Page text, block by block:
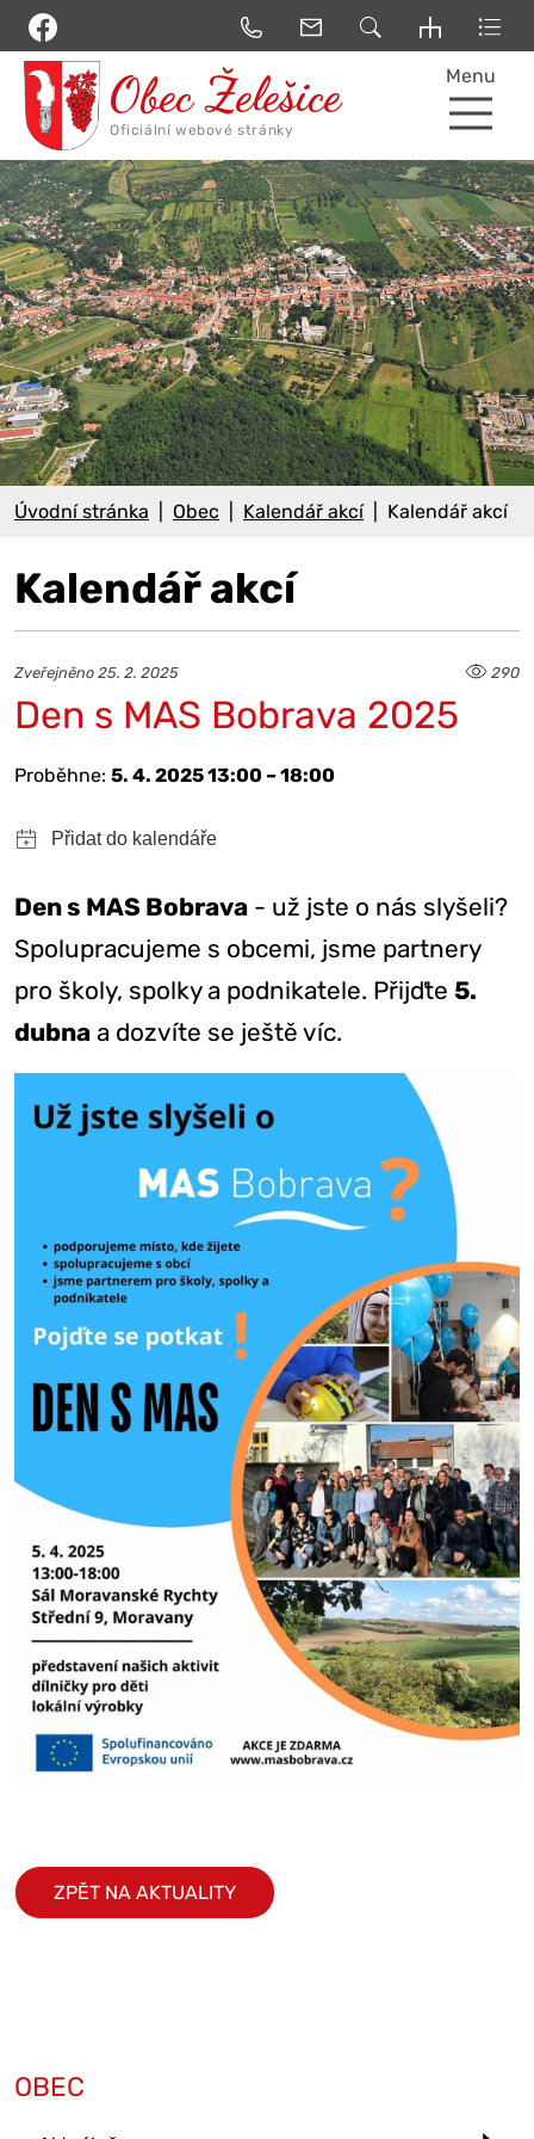
Menu
Úvodní stránka Obec Kalendář akcí Kalendář akcí
Kalendář akcí
Zveřejněno 25. 2. 2025 290
Den s MAS Bobrava 2025
Proběhne: 5. 4. 2025 13:00 – 18:00
Den s MAS Bobrava - už jste o nás slyšeli?
Spolupracujeme s obcemi, jsme partnery
pro školy, spolky a podnikatele. Přijďte 5.
dubna a dozvíte se ještě víc.
ZPĚT NA AKTUALITY
OBEC